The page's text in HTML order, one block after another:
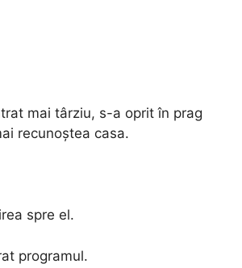
mai târziu, s-a oprit în prag
recunoștea casa.
spre el.
programul.